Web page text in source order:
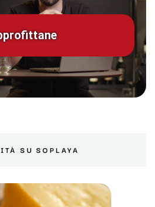
SU SOPLAYA